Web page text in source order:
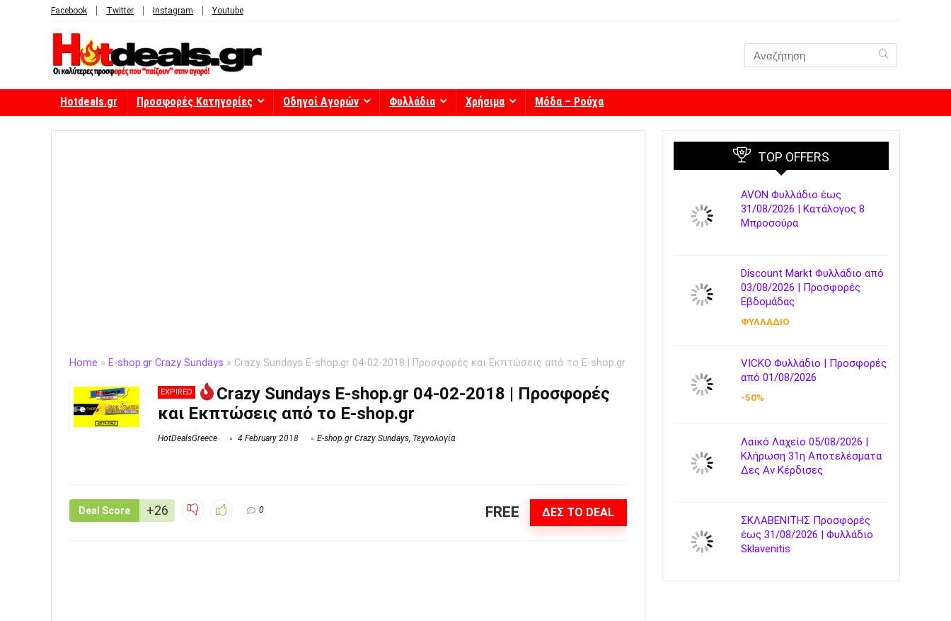
Facebook Twitter Instagram Youtube
Hotdeals.gr Προσφορές Κατηγορίες Οδηγοί Αγορών Φυλλάδια Χρήσιμα Μόδα – Ρούχα
Home » E-shop.gr Crazy Sundays » Crazy Sundays E-shop.gr 04-02-2018 | Προσφορές και Εκπτώσεις από το E-shop.gr
EXPIRED
Crazy Sundays E-shop.gr 04-02-2018 | Προσφορές
και Εκπτώσεις από το E-shop.gr
HotDealsGreece 4 February 2018 E-shop.gr Crazy Sundays, Τεχνολογία
Deal Score +26 0 FREE ΔΕΣ ΤΟ DEAL
TOP OFFERS
AVON Φυλλάδιο έως
31/08/2026 | Κατάλογος 8
Μπροσούρα
Discount Markt Φυλλάδιο από
03/08/2026 | Προσφορές
Εβδομάδας
ΦΥΛΛΑΔΙΟ
VICKO Φυλλάδιο | Προσφορές
από 01/08/2026
-50%
Λαϊκό Λαχείο 05/08/2026 |
Κλήρωση 31η Αποτελέσματα
Δες Αν Κέρδισες
ΣΚΛΑΒΕΝΙΤΗΣ Προσφορές
έως 31/08/2026 | Φυλλάδιο
Sklavenitis